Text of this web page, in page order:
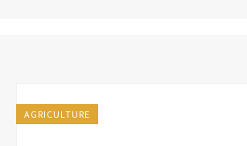
AGRICULTURE